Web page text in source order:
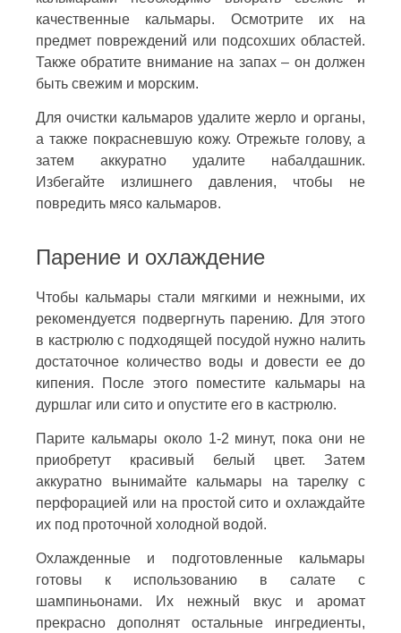
качественные кальмары. Осмотрите их на
предмет повреждений или подсохших областей.
Также обратите внимание на запах – он должен
быть свежим и морским.
Для очистки кальмаров удалите жерло и органы,
а также покрасневшую кожу. Отрежьте голову, а
затем аккуратно удалите набалдашник.
Избегайте излишнего давления, чтобы не
повредить мясо кальмаров.
Парение и охлаждение
Чтобы кальмары стали мягкими и нежными, их
рекомендуется подвергнуть парению. Для этого
в кастрюлю с подходящей посудой нужно налить
достаточное количество воды и довести ее до
кипения. После этого поместите кальмары на
дуршлаг или сито и опустите его в кастрюлю.
Парите кальмары около 1-2 минут, пока они не
приобретут красивый белый цвет. Затем
аккуратно вынимайте кальмары на тарелку с
перфорацией или на простой сито и охлаждайте
их под проточной холодной водой.
Охлажденные и подготовленные кальмары
готовы к использованию в салате с
шампиньонами. Их нежный вкус и аромат
прекрасно дополнят остальные ингредиенты,